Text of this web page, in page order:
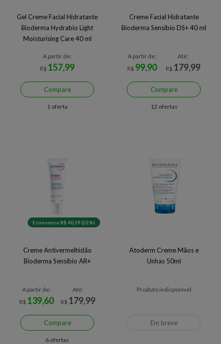
Gel Creme Facial Hidratante
Bioderma Hydrabio Light
Moisturising Care 40 ml
A partir de:
R$ 157,99
Compare
1 oferta
Creme Facial Hidratante
Bioderma Sensibio DS+ 40 ml
A partir de:
R$ 99,90
Até:
R$ 179,99
Compare
12 ofertas
Economize R$ 40,39 (22%)
Creme Antivermelhidão
Bioderma Sensibio AR+
A partir de:
R$ 139,60
Até:
R$ 179,99
Compare
6 ofertas
Atoderm Creme Mãos e
Unhas 50ml
Produto indisponível
Em breve